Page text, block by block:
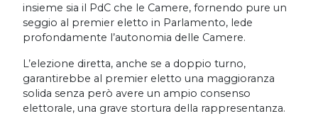
insieme sia il PdC che le Camere, fornendo pure un
seggio al premier eletto in Parlamento, lede
profondamente l’autonomia delle Camere.
L’elezione diretta, anche se a doppio turno,
garantirebbe al premier eletto una maggioranza
solida senza però avere un ampio consenso
elettorale, una grave stortura della rappresentanza.